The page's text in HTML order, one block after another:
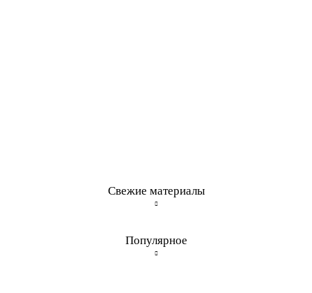
Свежие материалы
Популярное